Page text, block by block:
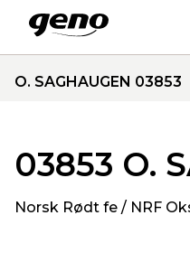
O. SAGHAUGEN 03853
03853 O.
Norsk Rødt fe / NRF